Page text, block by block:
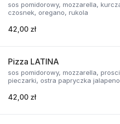
sos pomidorowy, mozzarella,
czosnek, oregano, rukola
42,00 zł
Pizza LATINA
sos pomidorowy, mozzarella,
pieczarki, ostra papryczka
42,00 zł